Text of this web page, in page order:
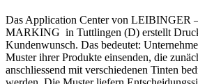
Das Application Center von LEIBINGER
MARKING in Tuttlingen (D) erstellt
Kundenwunsch. Das bedeutet:
Muster ihrer Produkte einsenden, die
anschliessend mit verschiedenen Tinten